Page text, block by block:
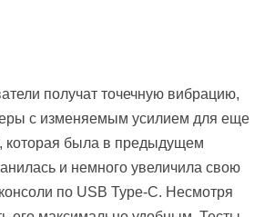
получат точечную вибрацию,
с изменяемым усилием для еще
которая была в предыдущем
и немного увеличила свою
по USB Type-C. Несмотря